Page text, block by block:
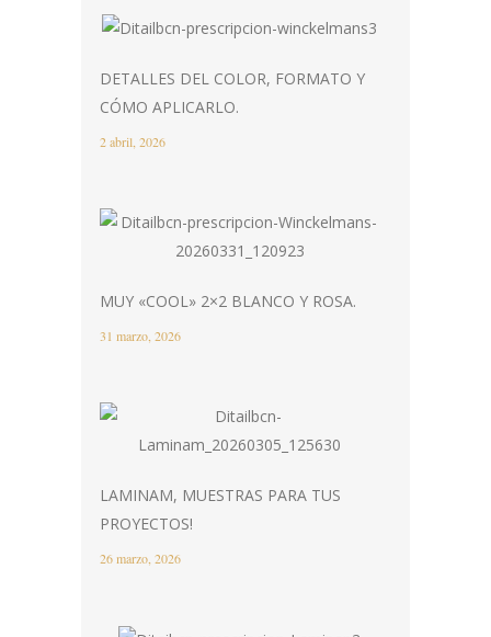
DETALLES DEL COLOR, FORMATO Y
CÓMO APLICARLO.
2 abril, 2026
MUY «COOL» 2×2 BLANCO Y ROSA.
31 marzo, 2026
LAMINAM, MUESTRAS PARA TUS
PROYECTOS!
26 marzo, 2026